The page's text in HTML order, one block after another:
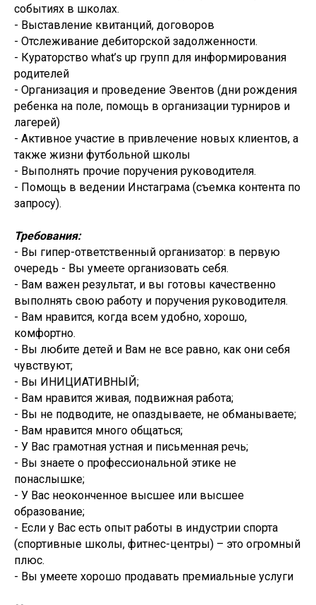
событиях в школах.
- Выставление квитанций, договоров
- Отслеживание дебиторской задолженности.
- Кураторство what’s up групп для информирования
родителей
- Организация и проведение Эвентов (дни рождения
ребенка на поле, помощь в организации турниров и
лагерей)
- Активное участие в привлечение новых клиентов, а
также жизни футбольной школы
- Выполнять прочие поручения руководителя.
- Помощь в ведении Инстаграма (съемка контента по
запросу).
Требования:
- Вы гипер-ответственный организатор: в первую
очередь - Вы умеете организовать себя.
- Вам важен результат, и вы готовы качественно
выполнять свою работу и поручения руководителя.
- Вам нравится, когда всем удобно, хорошо,
комфортно.
- Вы любите детей и Вам не все равно, как они себя
чувствуют;
- Вы ИНИЦИАТИВНЫЙ;
- Вам нравится живая, подвижная работа;
- Вы не подводите, не опаздываете, не обманываете;
- Вам нравится много общаться;
- У Вас грамотная устная и письменная речь;
- Вы знаете о профессиональной этике не
понаслышке;
- У Вас неоконченное высшее или высшее
образование;
- Если у Вас есть опыт работы в индустрии спорта
(спортивные школы, фитнес-центры) – это огромный
плюс.
- Вы умеете хорошо продавать премиальные услуги